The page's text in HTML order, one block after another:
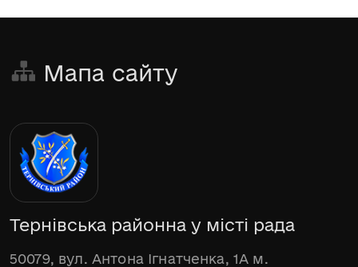
Мапа сайту
Тернівська районна у місті рада
50079, вул. Антона Ігнатченка, 1А м.